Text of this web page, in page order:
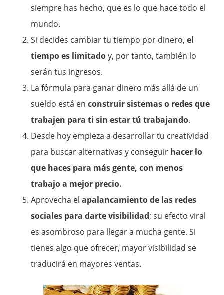
siempre has hecho, que es lo que hace todo el
mundo.
Si decides cambiar tu tiempo por dinero,el
tiempo es limitadoy, por tanto, también lo
serán tus ingresos.
La fórmula para ganar dinero más allá de un
sueldo está enconstruir sistemas o redes que
trabajen para ti sin estar tú trabajando.
Desde hoy empieza a desarrollar tu creatividad
para buscar alternativas y conseguir hacer lo
que haces para más gente, con menos
trabajo a mejor precio.
Aprovecha el apalancamiento de las redes
sociales para darte visibilidad; su efecto viral
es asombroso para llegar a mucha gente. Si
tienes algo que ofrecer, mayor visibilidad se
traducirá en mayores ventas.